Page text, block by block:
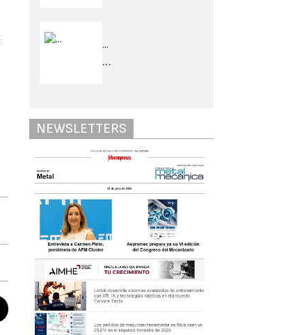
...
...
NEWSLETTERS